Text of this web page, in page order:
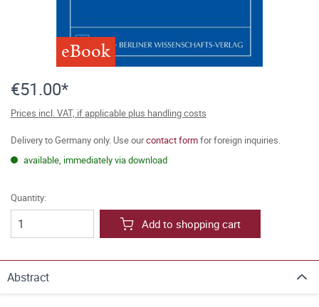
eBook
€51.00*
Prices incl. VAT, if applicable plus handling costs
Delivery to Germany only. Use ourcontact formfor foreign inquiries.
available, immediately via download
Quantity:
Add to shopping cart
Abstract